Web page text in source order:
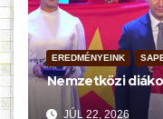
EREDMÉNYEINK
Nemzetközi
JÚL 22, 2026